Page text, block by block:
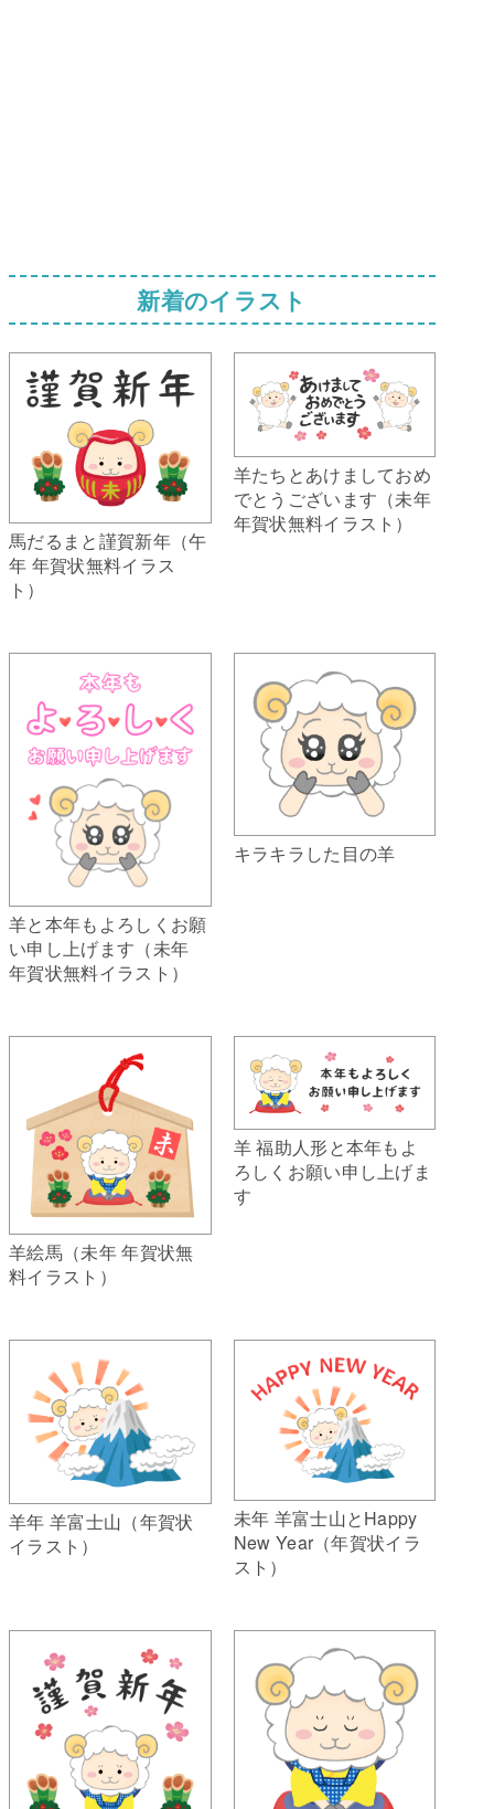
新着のイラスト
馬だるまと謹賀新年（午
年 年賀状無料イラス
ト）
羊たちとあけましておめ
でとうございます（未年
年賀状無料イラスト）
羊と本年もよろしくお願
い申し上げます（未年
年賀状無料イラスト）
キラキラした目の羊
羊絵馬（未年 年賀状無
料イラスト）
羊 福助人形と本年もよ
ろしくお願い申し上げま
す
羊年 羊富士山（年賀状
イラスト）
未年 羊富士山とHappy
New Year（年賀状イラ
スト）